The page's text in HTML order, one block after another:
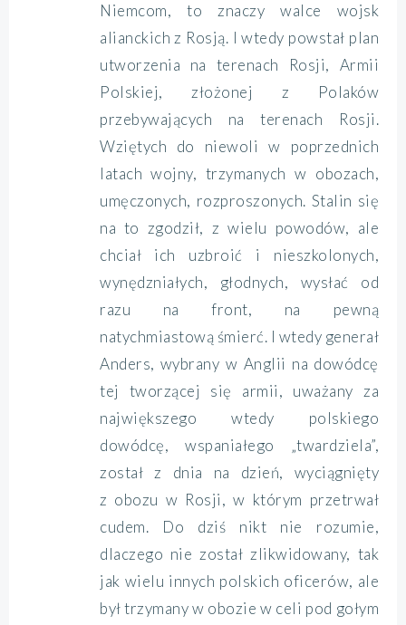
Niemcom, to znaczy walce wojsk
alianckich z Rosją. I wtedy powstał plan
utworzenia na terenach Rosji, Armii
Polskiej, złożonej z Polaków
przebywających na terenach Rosji.
Wziętych do niewoli w poprzednich
latach wojny, trzymanych w obozach,
umęczonych, rozproszonych. Stalin się
na to zgodził, z wielu powodów, ale
chciał ich uzbroić i nieszkolonych,
wynędzniałych, głodnych, wysłać od
razu na front, na pewną
natychmiastową śmierć. I wtedy generał
Anders, wybrany w Anglii na dowódcę
tej tworzącej się armii, uważany za
największego wtedy polskiego
dowódcę, wspaniałego „twardziela”,
został z dnia na dzień, wyciągnięty
z obozu w Rosji, w którym przetrwał
cudem. Do dziś nikt nie rozumie,
dlaczego nie został zlikwidowany, tak
jak wielu innych polskich oficerów, ale
był trzymany w obozie w celi pod gołym